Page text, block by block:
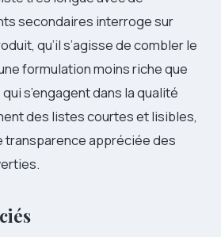
secondaires interroge sur
qu’il s’agisse de combler le
formulation moins riche que
s’engagent dans la qualité
des listes courtes et lisibles,
transparence appréciée des